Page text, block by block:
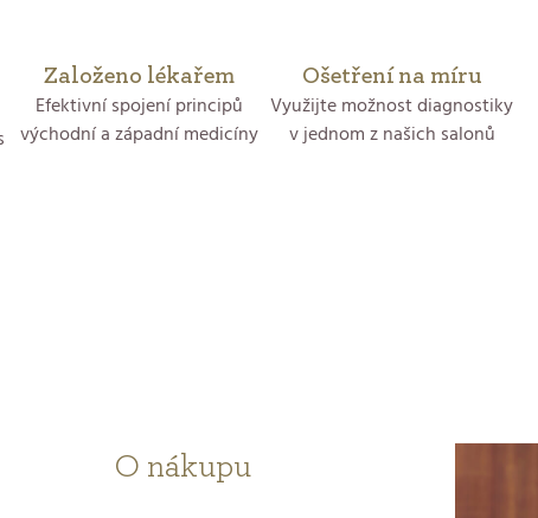
d
Založeno lékařem
Efektivní spojení principů
východní a západní medicíny
Ošetření na míru
Využijte možnost diagnostiky
v jednom z našich salonů
O nákupu